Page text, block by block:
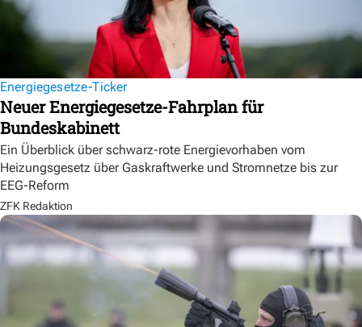
Energiegesetze-Ticker
Neuer Energiegesetze-Fahrplan für
Bundeskabinett
Ein Überblick über schwarz-rote Energievorhaben vom
Heizungsgesetz über Gaskraftwerke und Stromnetze bis zur
EEG-Reform
ZFK Redaktion